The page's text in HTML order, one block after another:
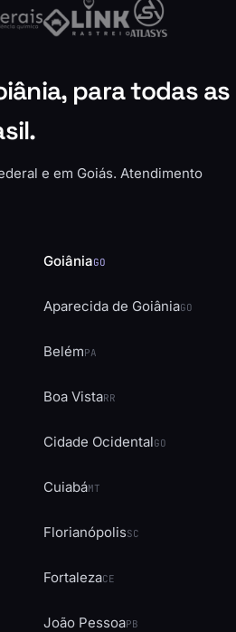
para todas as
e em Goiás. Atendimento
GoiâniaGO
Aparecida de GoiâniaGO
BelémPA
Boa VistaRR
Cidade OcidentalGO
CuiabáMT
FlorianópolisSC
FortalezaCE
João PessoaPB